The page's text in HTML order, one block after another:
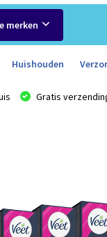
merken
Huishouden
Gratis